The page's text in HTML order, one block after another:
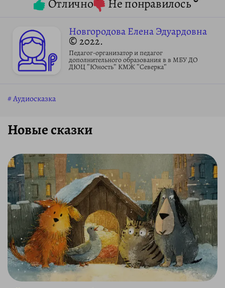
Отлично Не понравилось
Новгородова Елена Эдуардовна
© 2022.
Педагог-организатор и педагог
дополнительного образования в в МБУ ДО
ДЮЦ "Юность" КМЖ "Северка"
Аудиосказка
Новые сказки